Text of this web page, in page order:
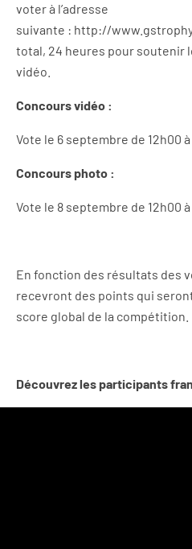
voter à l’adresse
suivante : http://
total, 24 heures pour soutenir
vidéo.
Concours vidéo :
Vote le 6 septembre de 12h00
Concours photo :
Vote le 8 septembre de 12h00
En fonction des résultats des
recevront des points qui
score global de la compétition.
Découvrez les participants